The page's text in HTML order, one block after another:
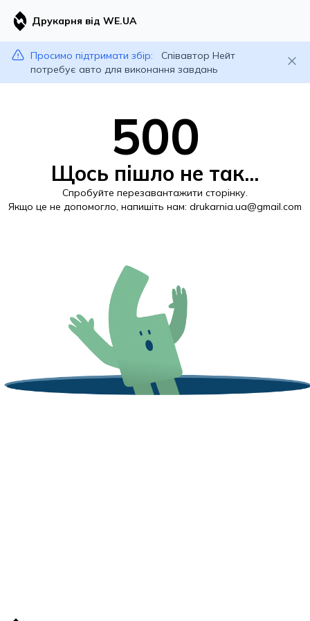
Друкарня від WE.UA
Просимо підтримати збір:
Співавтор Нейт
потребує авто для виконання завдань
500
Щось пішло не так...
Спробуйте перезавантажити сторінку.
Якщо це не допомогло, напишіть нам: drukarnia.ua@gmail.com